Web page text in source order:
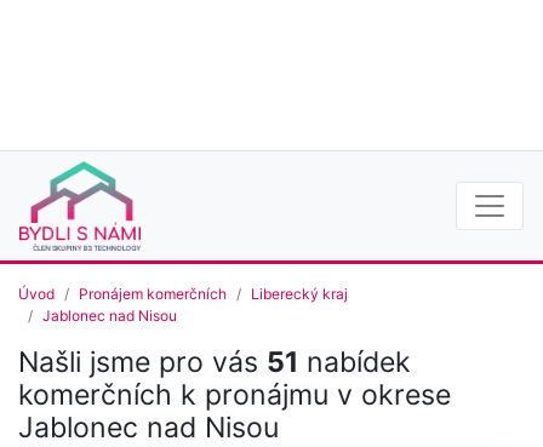
Úvod Pronájem komerčních
Liberecký kraj
Jablonec nad Nisou
Našli jsme pro vás 51 nabídek
komerčních k pronájmu v okrese
Jablonec nad Nisou